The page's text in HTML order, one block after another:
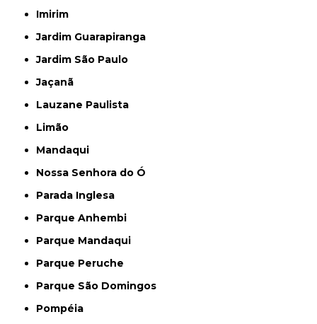
Imirim
Jardim Guarapiranga
Jardim São Paulo
Jaçanã
Lauzane Paulista
Limão
Mandaqui
Nossa Senhora do Ó
Parada Inglesa
Parque Anhembi
Parque Mandaqui
Parque Peruche
Parque São Domingos
Pompéia